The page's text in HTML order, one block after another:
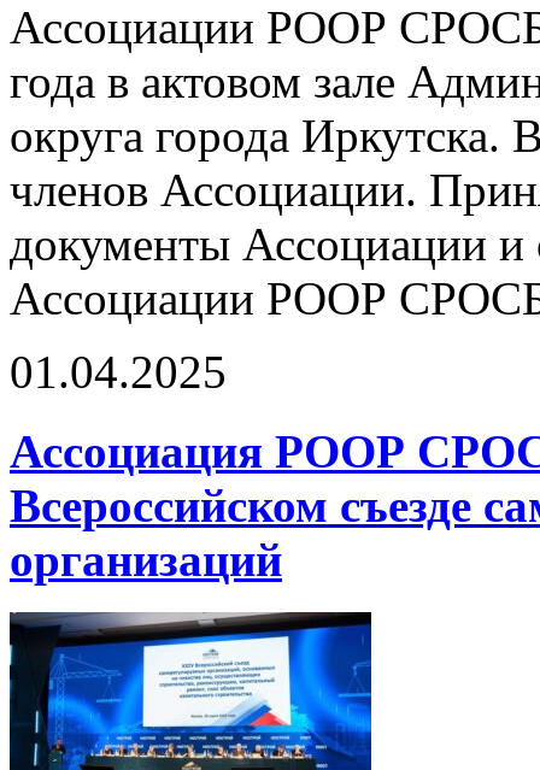
Ассоциации РООР
года в актовом зале
округа города Иркутска.
членов Ассоциации.
документы Ассоциации и
Ассоциации РООР
01.04.2025
Ассоциация РООР
Всероссийском съезде
организаций